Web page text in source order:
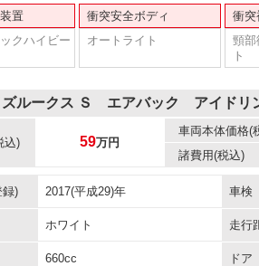
置 衝突安全ボディ 衝突
クハイビー
オートライト
頸部
ト
ズルークス Ｓ エアバック アイドリ
込) 59万円
車両本体価格(
諸費用(税込)
録) 2017(平成29)年 車検
ホワイト 走行
660cc ドア